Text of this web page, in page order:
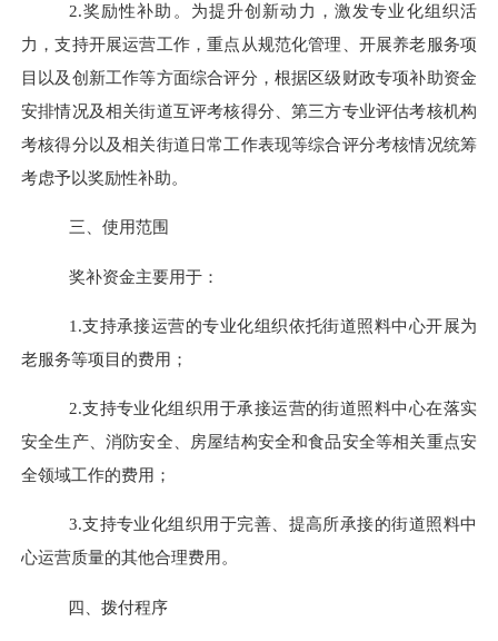
2.奖励性补助。 为提升创新动力，激发专业化组织活
力，支持开展运营工作，重点从规范化管理、开展养老服务项
目以及创新工作等方面综合评分，根据区级财政专项补助资金
安排情况及相关街道互评考核得分、第三方专业评估考核机构
考核得分以及相关街道日常工作表现等综合评分考核情况统筹
考虑予以奖励性补助。
三、使用范围
奖补资金主要用于：
1 .支持承接运营的专业化组织依托街道照料中心开展为
老服务等项目的费用；
2.支持专业化组织用于承接运营的街道照料中心在落实
安全生产、消防安全、房屋结构安全和食品安全等相关重点安
全领域工作的费用；
3.支持专业化组织用于完善、提高所承接的街道照料中
心运营质量的其他合理费用。
四、拨付程序